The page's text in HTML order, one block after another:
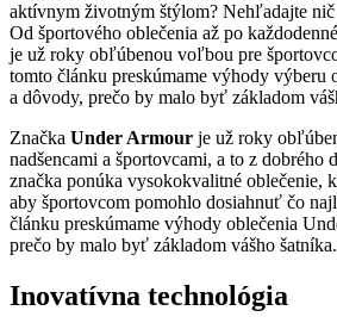
aktívnym životným štýlom? Nehľadajte
Od športového oblečenia až po
je už roky obľúbenou voľbou pre
tomto článku preskúmame výhody výberu
a dôvody, prečo by malo byť základom
Značka Under Armour je už roky
nadšencami a športovcami, a to z dobrého
značka ponúka vysokokvalitné oblečenie,
aby športovcom pomohlo dosiahnuť čo
článku preskúmame výhody oblečenia
prečo by malo byť základom vášho šatníka.
Inovatívna technológia